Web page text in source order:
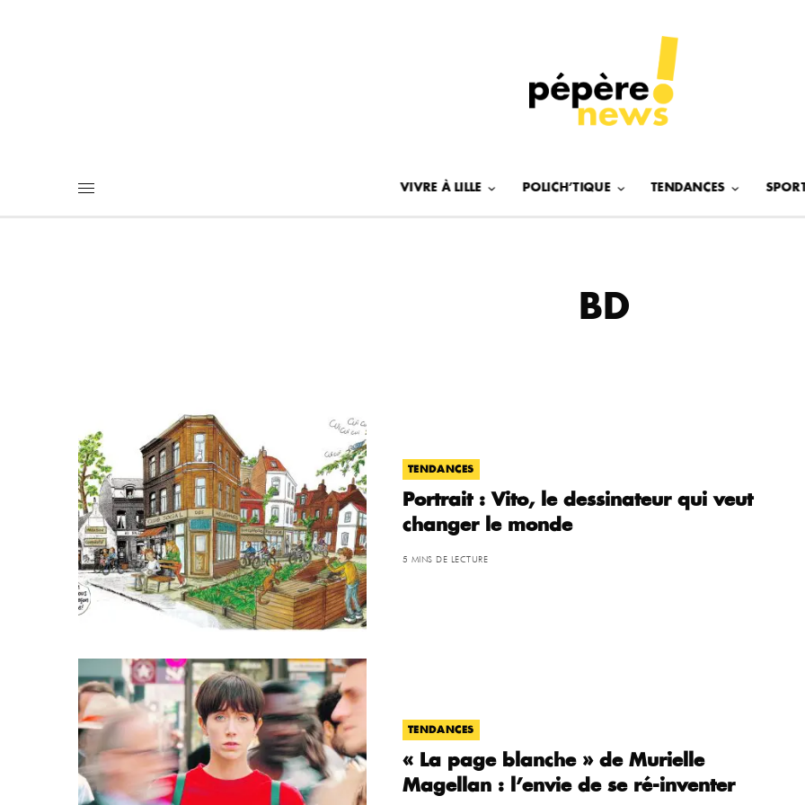
VIVRE À LILLE POLICH’TIQUE TENDANCES SPORT
BD
TENDANCES
Portrait : Vito, le dessinateur qui veut
changer le monde
5 MINS DE LECTURE
TENDANCES
« La page blanche » de Murielle
Magellan : l’envie de se ré-inventer